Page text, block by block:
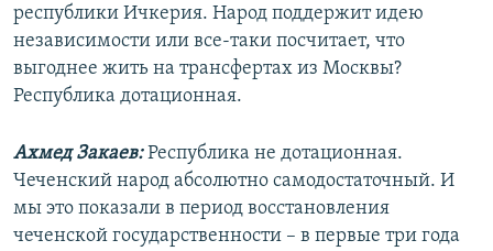
республики Ичкерия. Народ поддержит идею
независимости или все-таки посчитает, что
выгоднее жить на трансфертах из Москвы?
Республика дотационная.
Ахмед Закаев:Республика не дотационная.
Чеченский народ абсолютно самодостаточный. И
мы это показали в период восстановления
чеченской государственности – в первые три года